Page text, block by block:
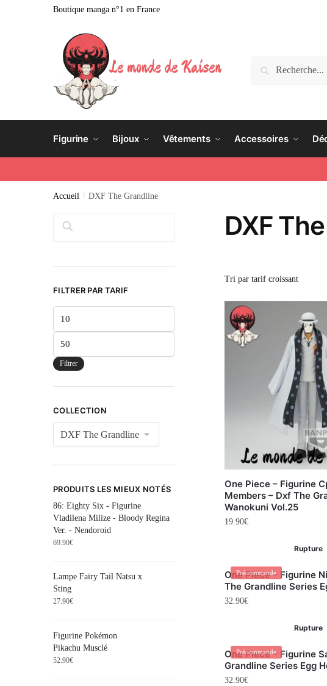
Boutique manga n°1 en France
Recherche
Figurine Bijoux Vêtements Accessoires
Accueil / DXF The Grandline
DXF
One Piece – Figurine
Members – Dxf The
Wanokuni Vol.25
19.90€
Précommande
Rupture
One Piece – Figurine
The Grandline Series
32.90€
Précommande
Rupture
One Piece – Figurine
Grandline Series Egg
32.90€
Rechercher
FILTRER PAR TARIF
Filtrer
COLLECTION
PRODUITS LES MIEUX NOTÉS
86: Eighty Six - Figurine
Vladilena Milize - Bloody Regina
Ver. - Nendoroid
69.90€
Lampe Fairy Tail Natsu x
Sting
27.90€
Figurine Pokémon
Pikachu Musclé
52.90€